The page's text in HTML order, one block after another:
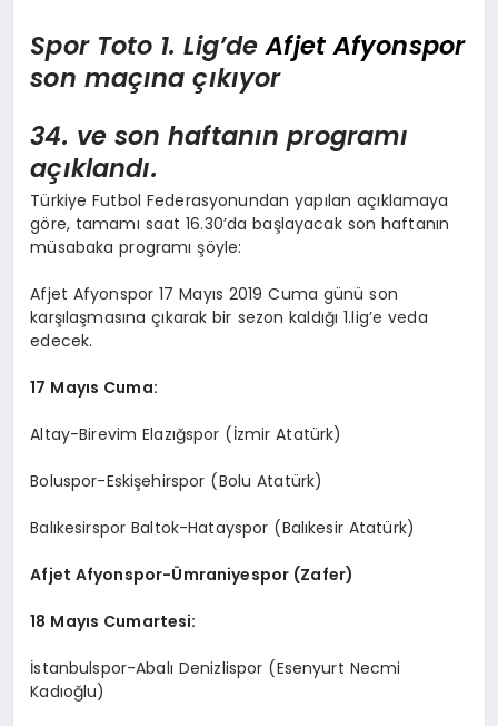
Spor Toto 1. Lig’deAfjet Afyonspor
son maçına çıkıyor
34. ve son haftanın programı
açıklandı.
Türkiye Futbol Federasyonundan yapılan açıklamaya
göre, tamamı saat 16.30’da başlayacak son haftanın
müsabaka programı şöyle:
Afjet Afyonspor 17 Mayıs 2019 Cuma günü son
karşılaşmasına çıkarak bir sezon kaldığı 1.lig’e veda
edecek.
17 Mayıs Cuma:
Altay-Birevim Elazığspor (İzmir Atatürk)
Boluspor-Eskişehirspor (Bolu Atatürk)
Balıkesirspor Baltok-Hatayspor (Balıkesir Atatürk)
Afjet Afyonspor-Ümraniyespor (Zafer)
18 Mayıs Cumartesi:
İstanbulspor-Abalı Denizlispor (Esenyurt Necmi
Kadıoğlu)